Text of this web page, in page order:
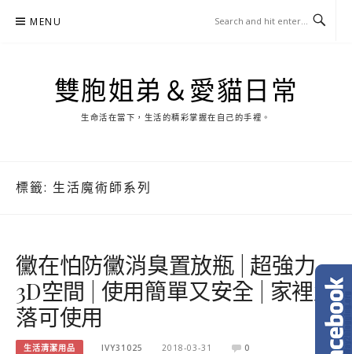
MENU
雙胞姐弟＆愛貓日常
生命活在當下，生活的精彩掌握在自己的手裡。
標籤: 生活魔術師系列
黴在怕防黴消臭置放瓶 | 超強力
3D空間 | 使用簡單又安全 | 家裡角
落可使用
生活清潔用品 IVY31025 2018-03-31 0